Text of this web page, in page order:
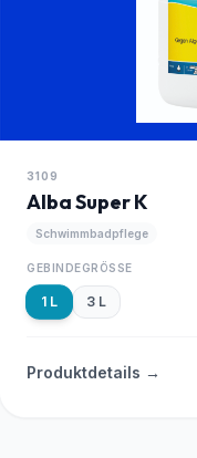
3109
Alba Super K
Schwimmbadpflege
GEBINDEGRÖSSE
1 L 3 L
Produktdetails →